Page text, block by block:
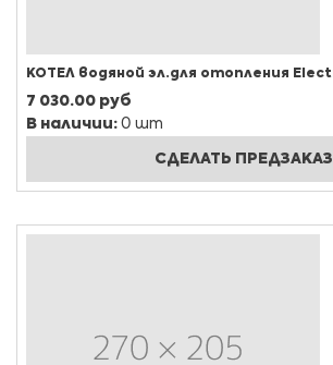
КОТЕЛ водяной эл.для отопления
7 030.00 руб
В наличии: 0 шт
СДЕЛАТЬ ПРЕДЗАКАЗ